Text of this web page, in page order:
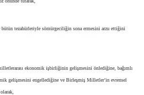
tezahürleriyle sömürgeciliğin sona ermesini arzu ettiğini
ekonomik işbirliğinin gelişmesini önlediğine, bağımlı
gelişmesini engellediğine ve Birleşmiş Milletler’in evrensel